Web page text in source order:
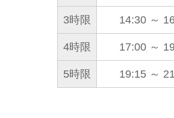
3時限 14:30 ～
4時限 17:00 ～
5時限 19:15 ～